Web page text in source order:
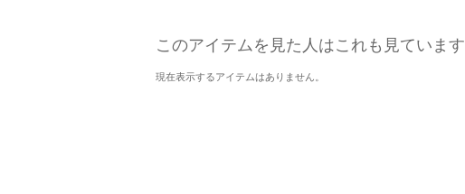
このアイテムを見た人はこれも見ています
現在表示するアイテムはありません。